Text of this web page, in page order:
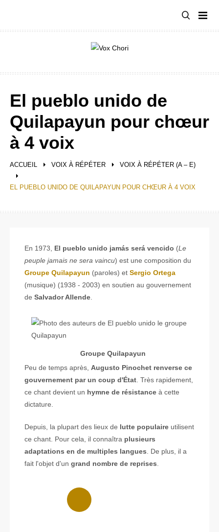
contenu
ACCUEIL VOIX À RÉPÉTER VOIX À RÉPÉTER (A – E)
EL PUEBLO UNIDO DE QUILAPAYUN POUR CHŒUR À 4 VOIX
El pueblo unido de
Quilapayun pour chœur
à 4 voix
En 1973, El pueblo unido jamás será vencido (Le
peuple jamais ne sera vaincu) est une composition du
Groupe Quilapayun (paroles) et Sergio Ortega
(musique) (1938 - 2003) en soutien au gouvernement
de Salvador Allende
Groupe Quilapayun
Peu de temps après, Augusto Pinochet renverse ce
gouvernement par un coup d'État . Très rapidement,
ce chant devient un hymne de résistance à cette
dictature.
Depuis, la plupart des lieux de lutte populaire utilisent
ce chant. Pour cela, il connaîtra plusieurs
adaptations en de multiples langues . De plus, il a
fait l'objet d'un grand nombre de reprises